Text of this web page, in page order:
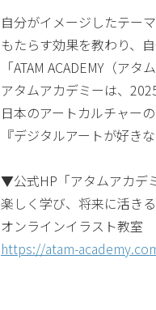
自分がイメージしたテー
もたらす効果を教わり、
「ATAM ACADEMY（ア
アタムアカデミーは、
日本のアートカルチャー
『デジタルアートが好き
▼公式HP「アタムアカデ
楽しく学び、将来に活き
オンラインイラスト教室
https://atam-